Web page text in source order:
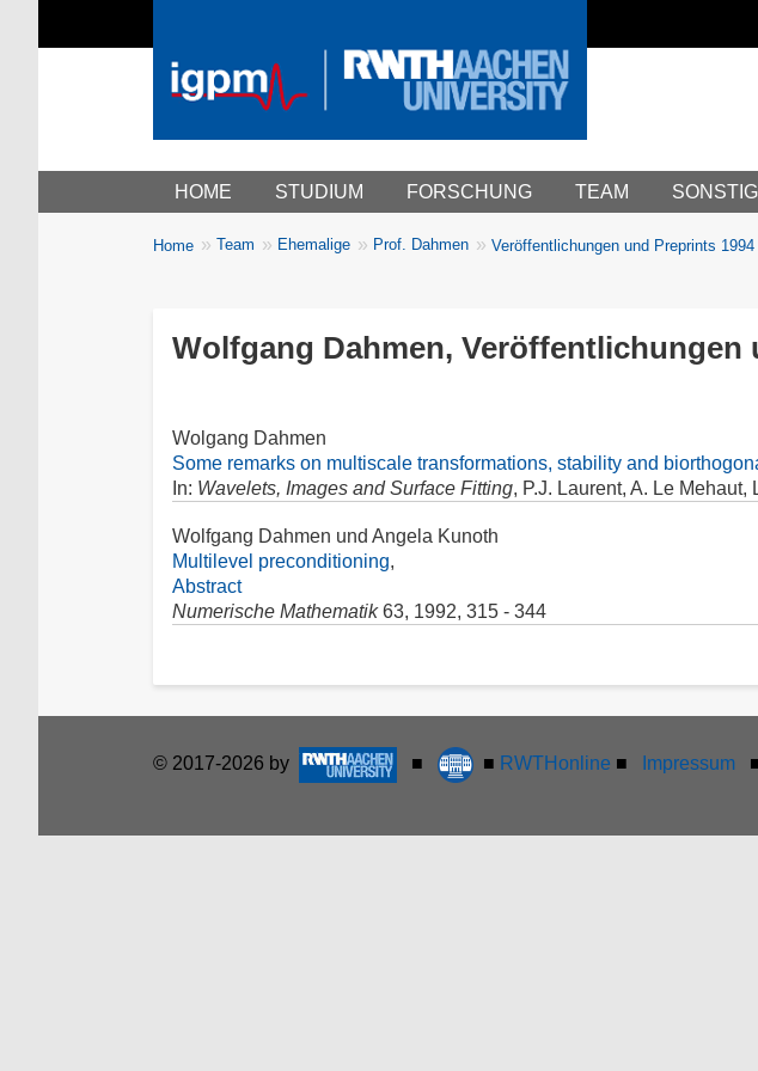
Main menu
HOME STUDIUM FORSCHUNG TEAM
Breadcrumbs
You
Home Team Ehemalige Prof. Dahmen Veröffentlichungen und Preprints 1994
Wolfgang Dahmen,
Wolgang Dahmen
Some remarks on multiscale transformations, stability and
In: Wavelets, Images and Surface Fitting, P.J. Laurent, A. Le
Wolfgang Dahmen und Angela Kunoth
Multilevel preconditioning,
Abstract
Numerische Mathematik63, 1992, 315 - 344
© 2017-2026 by ■ ■ RWTHonline ■ Impressum